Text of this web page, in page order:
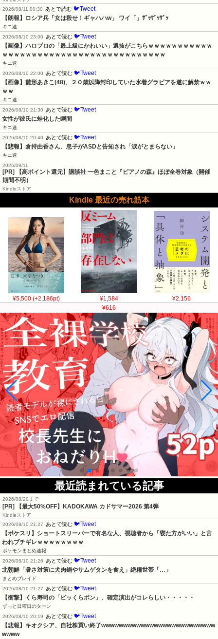
2026/08/11 00:30
あとで読む 🐦Tweet
【朗報】ロシア兵「女は殺せ！ギャハハw」 ワイ「」ｻﾞｯｻﾞｯｻﾞｯ
キニ速
2026/08/10 23:00
あとで読む 🐦Tweet
【画像】ハロプロの「最上級にかわいい」選抜がこちらｗｗｗｗｗｗｗｗｗｗｗ
ｗｗｗｗｗｗｗｗｗｗｗｗｗｗｗｗｗｗｗｗｗｗｗｗｗｗｗｗ
キニ速
2026/08/10 22:00
あとで読む 🐦Tweet
【画像】雛形あきこ(48)、２０歳以降封印していた水着グラビアを遂に解禁ｗｗ
ｗｗ
キニ速
2026/08/10 21:30
あとで読む 🐦Tweet
女性が彼氏に蛙化した瞬間
キニ速
2026/08/10 20:40
あとで読む 🐦Tweet
【悲報】倉持由香さん、息子がASDと告知され「涙がとまらない」
キニ速
2026/08/11
[PR]
【高ポイント還元】講談社 一色まこと『ピアノの森』ほぼ全巻対象（開催
期間不明）
Kindleストア
Kindle 最近の売れ筋本
¥5,500 (+2,186pt) ¥1,584
¥2,156
¥616
最近読まれている記事
2026/08/20まで
[PR] 【最大50%OFF】KADOKAWA カドサマー2026 第4弾
Kindleストア
2026/08/10 21:27
あとで読む 🐦Tweet
【ポケスリ】ショートスリーパーで有名な人、視聴者から「寝た方がいい」と言
われブチギレｗｗｗｗｗｗｗｗ
ポケモンまとめ速報
2026/08/10 21:26
あとで読む 🐦Tweet
北朝鮮「暑さ対策に犬肉鍋やサムゲタンを食え」絶糧世帯「…」
まとめブレイド
2026/08/10 21:27
あとで読む 🐦Tweet
【衝撃】くら寿司の「ビッくらポン」、確定演出がコレらしい・・・・・
ずっと日曜日のターン
2026/08/10 20:19
あとで読む 🐦Tweet
【悲報】キオクシア、自社株買い終了wwwwwwwwwwwwwwwwwwwwwwwwww
wwww